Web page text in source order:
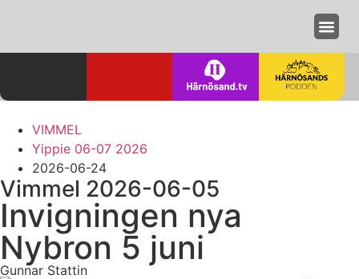
VIMMEL
Yippie 06-07 2026
2026-06-24
Vimmel 2026-06-05
Invigningen nya
Nybron 5 juni
Gunnar Stattin